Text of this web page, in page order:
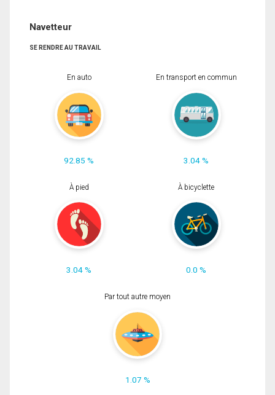
Navetteur
SE RENDRE AU TRAVAIL
En auto
92.85 %
En transport en commun
3.04 %
À pied
3.04 %
À bicyclette
0.0 %
Par tout autre moyen
1.07 %